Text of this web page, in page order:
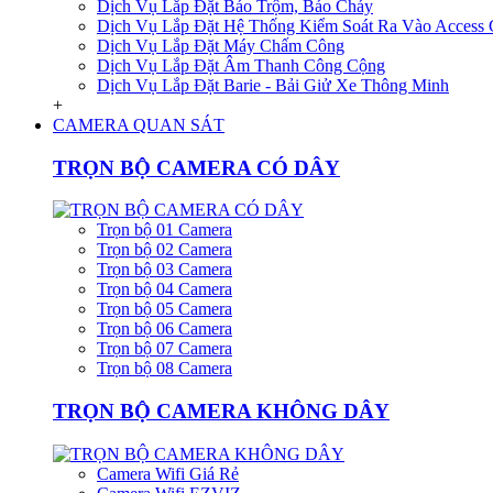
Dịch Vụ Lắp Đặt Báo Trộm, Báo Cháy
Dịch Vụ Lắp Đặt Hệ Thống Kiểm Soát Ra Vào Access
Dịch Vụ Lắp Đặt Máy Chấm Công
Dịch Vụ Lắp Đặt Âm Thanh Công Cộng
Dịch Vụ Lắp Đặt Barie - Bải Giử Xe Thông Minh
+
CAMERA QUAN SÁT
TRỌN BỘ CAMERA CÓ DÂY
Trọn bộ 01 Camera
Trọn bộ 02 Camera
Trọn bộ 03 Camera
Trọn bộ 04 Camera
Trọn bộ 05 Camera
Trọn bộ 06 Camera
Trọn bộ 07 Camera
Trọn bộ 08 Camera
TRỌN BỘ CAMERA KHÔNG DÂY
Camera Wifi Giá Rẻ